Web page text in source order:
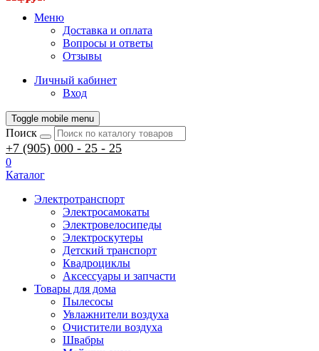
Меню
Доставка и оплата
Вопросы и ответы
Отзывы
Личный кабинет
Вход
Toggle mobile menu
Поиск
+7 (905) 000 - 25 - 25
0
Каталог
Электротранспорт
Электросамокаты
Электровелосипеды
Электроскутеры
Детский транспорт
Квадроциклы
Аксессуары и запчасти
Товары для дома
Пылесосы
Увлажнители воздуха
Очистители воздуха
Швабры